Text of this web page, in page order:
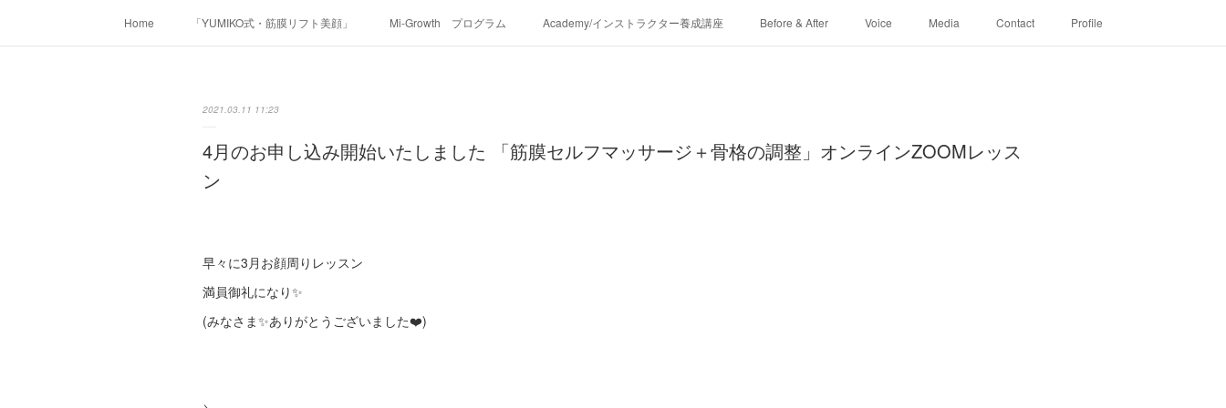
Home 「YUMIKO式・筋膜リフト美顔」 Mi-Growth プログラム Academy/インストラクター養成講座 Before & After Voice Media Contact Profile
2021.03.11 11:23
4月のお申し込み開始いたしました 「筋膜セルフマッサージ＋骨格の調整」オンラインZOOMレッス
ン
早々に3月お顔周りレッスン
満員御礼になり✨
(みなさま✨ありがとうございました❤️)